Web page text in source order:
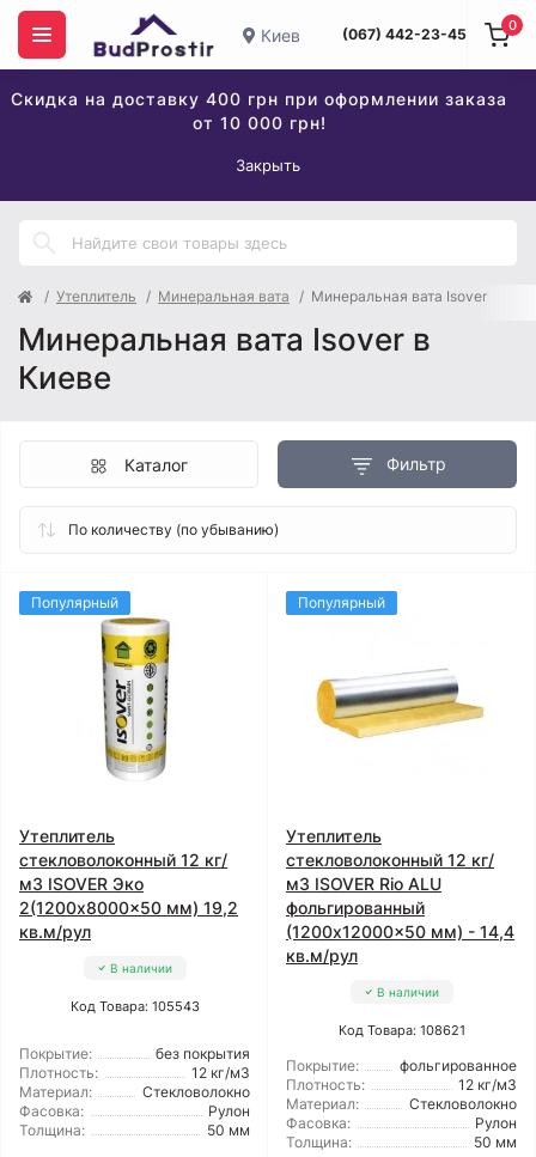
Киев (067) 442-23-45
Скидка на доставку 400 грн при оформлении заказа
от 10 000 грн!
Закрыть
0
Утеплитель Минеральная вата Минеральная вата Isover
Минеральная вата Isover в
Киеве
Фильтр
Каталог
Популярный
Утеплитель
стекловолоконный 12 кг/
м3 ISOVER Эко
2(1200x8000x50 мм) 19,2
кв.м/рул
В наличии
Код Товара: 105543
Покрытие:
без покрытия
Плотность:
12 кг/м3
Материал:
Стекловолокно
Фасовка:
Рулон
Толщина:
50 мм
Популярный
Утеплитель
стекловолоконный 12 кг/
м3 ISOVER Rio ALU
фольгированный
(1200x12000x50 мм) - 14,4
кв.м/рул
В наличии
Код Товара: 108621
Покрытие:
фольгированное
Плотность:
12 кг/м3
Материал:
Стекловолокно
Фасовка:
Рулон
Толщина:
50 мм